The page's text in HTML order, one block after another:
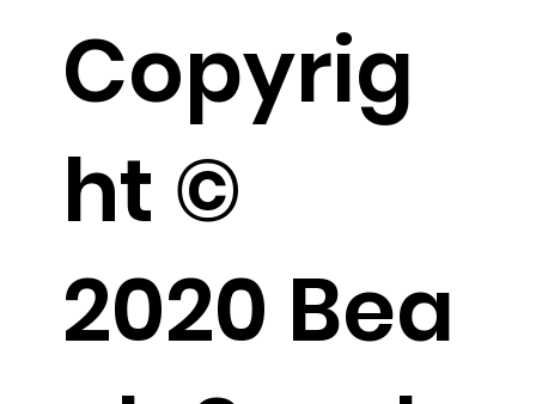
Copyrig
ht ©
2020 Bea